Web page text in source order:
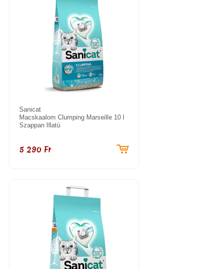
Sanicat
Macskaalom Clumping Marseille 10 l
Szappan Illatú
5 290 Ft